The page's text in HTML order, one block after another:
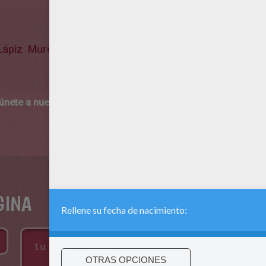
Murcielago
a nuestro canal de vídeos para niños en Youtube: